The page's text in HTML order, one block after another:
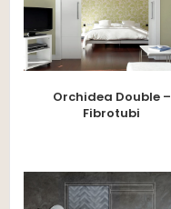
Orchidea Double –
Fibrotubi